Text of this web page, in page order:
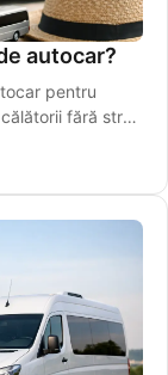
autocar?
pentru
fără stres